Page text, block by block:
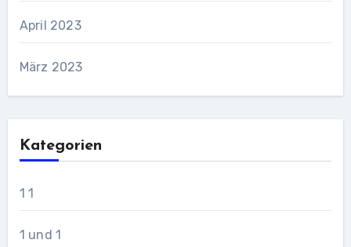
April 2023
März 2023
Kategorien
1 1
1 und 1